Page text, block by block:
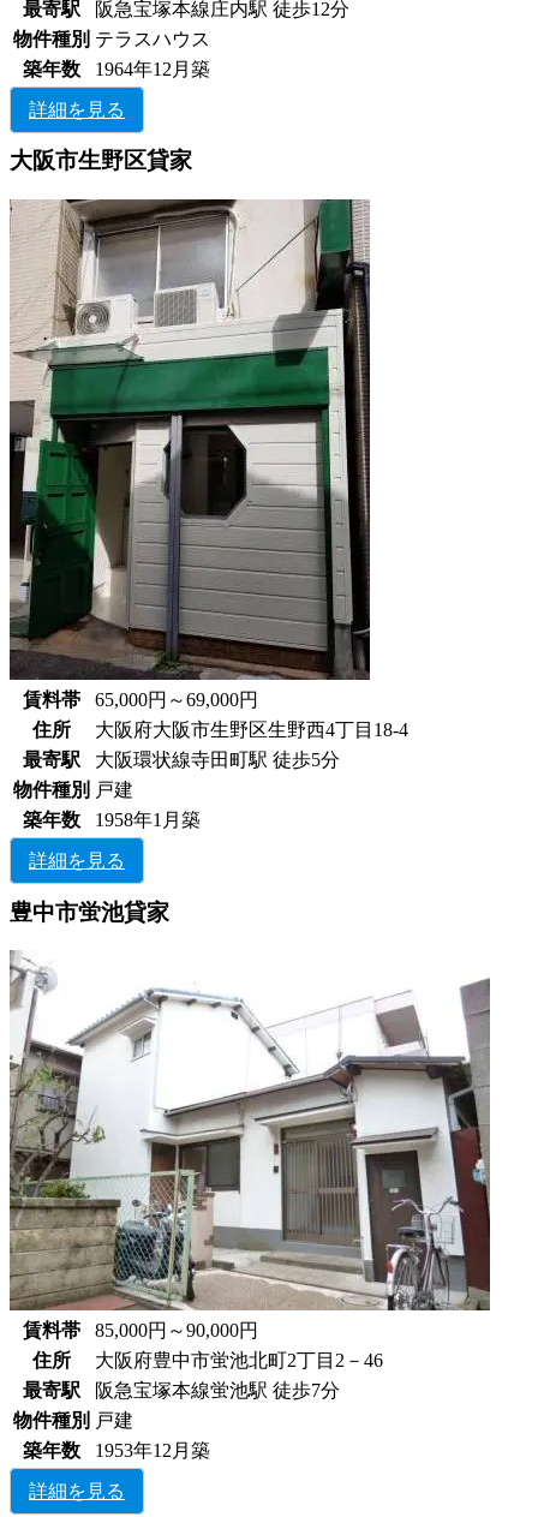
最寄駅
阪急宝塚本線庄内駅 徒歩12分
物件種別 テラスハウス
築年数
1964年12月築
詳細を見る
大阪市生野区貸家
賃料帯
65,000円～69,000円
住所
大阪府大阪市生野区生野西4丁目18-4
最寄駅
大阪環状線寺田町駅 徒歩5分
物件種別 戸建
築年数
1958年1月築
詳細を見る
豊中市蛍池貸家
賃料帯
85,000円～90,000円
住所
大阪府豊中市蛍池北町2丁目2－46
最寄駅
阪急宝塚本線蛍池駅 徒歩7分
物件種別 戸建
築年数
1953年12月築
詳細を見る